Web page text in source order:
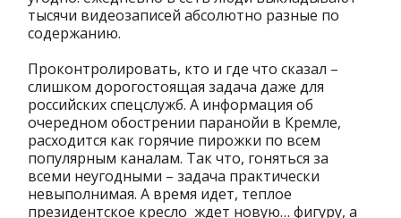
тысячи видеозаписей абсолютно разные по
содержанию.
Проконтролировать, кто и где что сказал –
слишком дорогостоящая задача даже для
российских спецслужб. А информация об
очередном обострении паранойи в Кремле,
расходится как горячие пирожки по всем
популярным каналам. Так что, гоняться за
всеми неугодными – задача практически
невыполнимая. А время идет, теплое
президентское кресло ждет новую… фигуру, а